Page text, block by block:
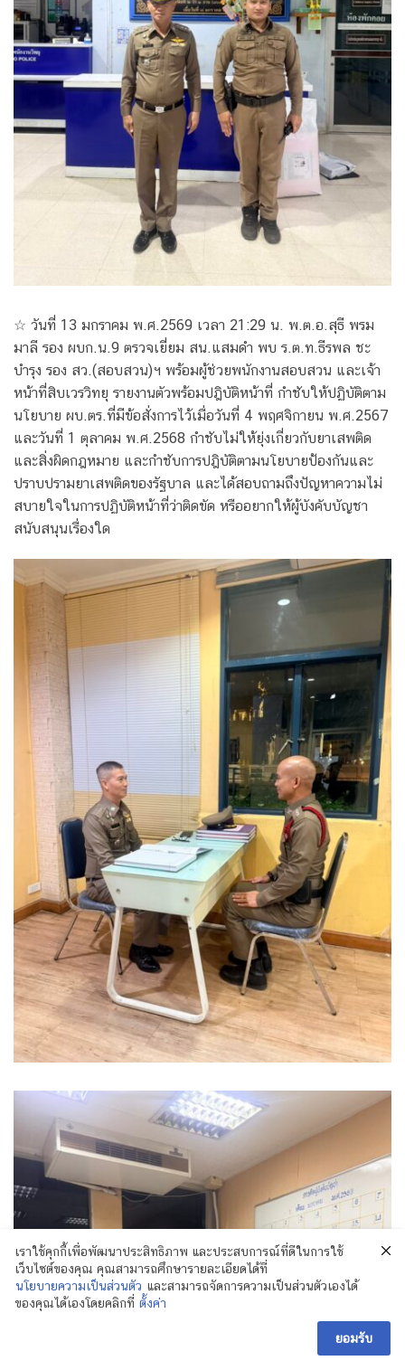
☆ วันที่ 13 มกราคม พ.ศ.2569 เวลา 21:29 น. พ.ต.อ.สุธี พรม
มาลี รอง ผบก.น.9 ตรวจเยี่ยม สน.แสมดำ พบ ร.ต.ท.ธีรพล ชะ
บำรุง รอง สว.(สอบสวน)ฯ พร้อมผู้ช่วยพนักงานสอบสวน และเจ้า
หน้าที่สิบเวรวิทยุ รายงานตัวพร้อมปฎิบัติหน้าที่ กำชับให้ปฏิบัติตาม
นโยบาย ผบ.ตร.ที่มีข้อสั่งการไว้เมื่อวันที่ 4 พฤศจิกายน พ.ศ.2567
และวันที่ 1 ตุลาคม พ.ศ.2568 กำชับไม่ให้ยุ่งเกี่ยวกับยาเสพติด
และสิ่งผิดกฎหมาย และกำชับการปฎิบัติตามนโยบายป้องกันและ
ปราบปรามยาเสพติดของรัฐบาล และได้สอบถามถึงปัญหาความไม่
สบายใจในการปฏิบัติหน้าที่ว่าติดขัด หรืออยากให้ผู้บังคับบัญชา
สนับสนุนเรื่องใด
เราใช้คุกกี้เพื่อพัฒนาประสิทธิภาพ และประสบการณ์ที่ดีในการใช้
เว็บไซต์ของคุณ คุณสามารถศึกษารายละเอียดได้ที่
นโยบายความเป็นส่วนตัว และสามารถจัดการความเป็นส่วนตัวเองได้
ของคุณได้เองโดยคลิกที่ ตั้งค่า
ยอมรับ